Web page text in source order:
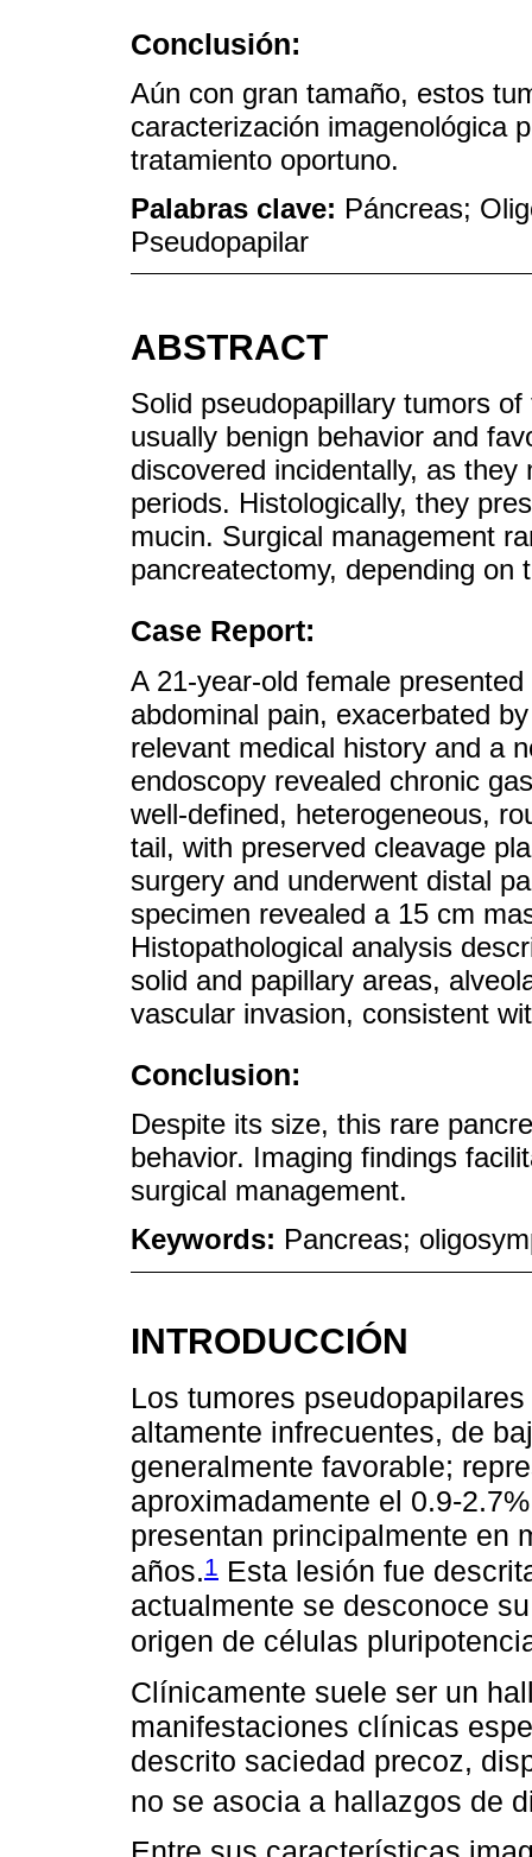
Conclusión:
Aún con gran tamaño, estos
caracterización imagenológica
tratamiento oportuno.
Palabras clave: Páncreas;
Pseudopapilar
ABSTRACT
Solid pseudopapillary tumors
usually benign behavior and
discovered incidentally, as
periods. Histologically, they
mucin. Surgical management
pancreatectomy, depending on
Case Report:
A 21-year-old female
abdominal pain, exacerbated
relevant medical history and a
endoscopy revealed chronic
well-defined, heterogeneous,
tail, with preserved cleavage
surgery and underwent distal
specimen revealed a 15 cm
Histopathological analysis
solid and papillary areas,
vascular invasion, consistent
Conclusion:
Despite its size, this rare
behavior. Imaging findings
surgical management.
Keywords: Pancreas;
INTRODUCCIÓN
Los tumores
altamente infrecuentes, de
generalmente favorable;
aproximadamente el 0.9-
presentan principalmente en
años.1 Esta lesión fue
actualmente se desconoce
origen de células
Clínicamente suele ser un
manifestaciones clínicas
descrito saciedad precoz,
no se asocia a hallazgos de